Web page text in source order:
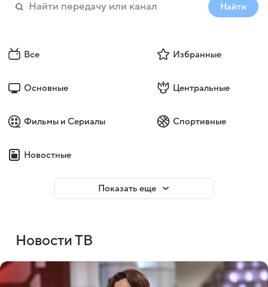
Найти
Все Избранные
Основные Центральные
Фильмы и Сериалы Спортивные
Новостные
Показать еще
Новости ТВ